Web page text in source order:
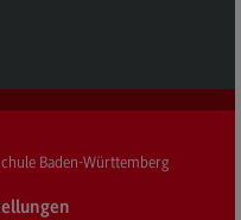
Baden-Württemberg